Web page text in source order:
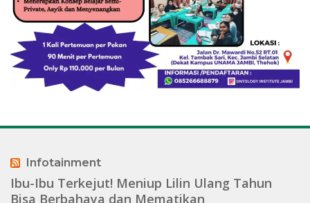
Infotainment
Ibu-Ibu Terkejut! Meniup Lilin Ulang Tahun
Bisa Berbahaya dan Mematikan